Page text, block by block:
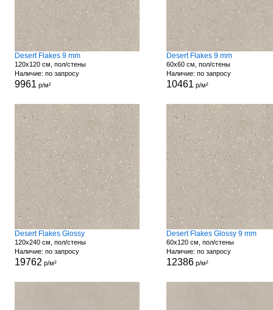
Desert Flakes 9 mm
120x120 см, пол/стены
Наличие: по запросу
9961 р/м²
Desert Flakes 9 mm
60x60 см, пол/стены
Наличие: по запросу
10461 р/м²
Desert Flakes Glossy
120x240 см, пол/стены
Наличие: по запросу
19762 р/м²
Desert Flakes Glossy 9 mm
60x120 см, пол/стены
Наличие: по запросу
12386р/м²